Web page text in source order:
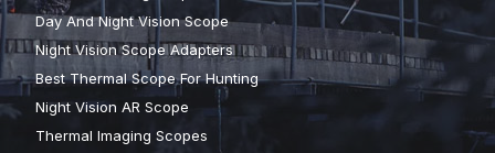
Day And Night Vision Scope
Night Vision Scope Adapters
Best Thermal Scope For Hunting
Night Vision AR Scope
Thermal Imaging Scopes